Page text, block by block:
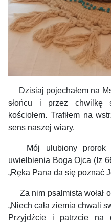
Dzisiaj pojechałem na
słońcu i przez chwilkę
kościołem. Trafiłem na
sens naszej wiary.
Mój ulubiony prorok
uwielbienia Boga Ojca (Iz
„Ręka Pana da się poznać
Za nim psalmista wołał
„Niech cała ziemia chwali
Przyjdźcie i patrzcie na